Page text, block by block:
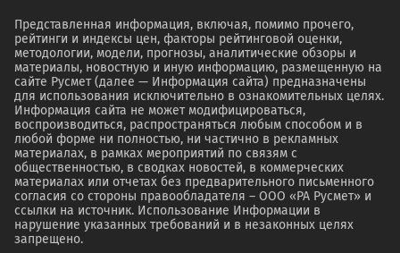
Представленная информация, включая, помимо прочего,
рейтинги и индексы цен, факторы рейтинговой оценки,
методологии, модели, прогнозы, аналитические обзоры и
материалы, новостную и иную информацию, размещенную на
сайте Русмет (далее — Информация сайта) предназначены
для использования исключительно в ознакомительных целях.
Информация сайта не может модифицироваться,
воспроизводиться, распространяться любым способом и в
любой форме ни полностью, ни частично в рекламных
материалах, в рамках мероприятий по связям с
общественностью, в сводках новостей, в коммерческих
материалах или отчетах без предварительного письменного
согласия со стороны правообладателя – ООО «РА Русмет» и
ссылки на источник. Использование Информации в
нарушение указанных требований и в незаконных целях
запрещено.